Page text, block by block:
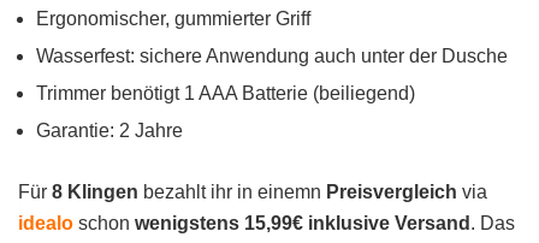
Ergonomischer, gummierter Griff
Wasserfest: sichere Anwendung auch unter der Dusche
Trimmer benötigt 1 AAA Batterie (beiliegend)
Garantie: 2 Jahre
Für 8 Klingen bezahlt ihr in einemn Preisvergleich via
idealo schon wenigstens 15,99€ inklusive Versand . Das